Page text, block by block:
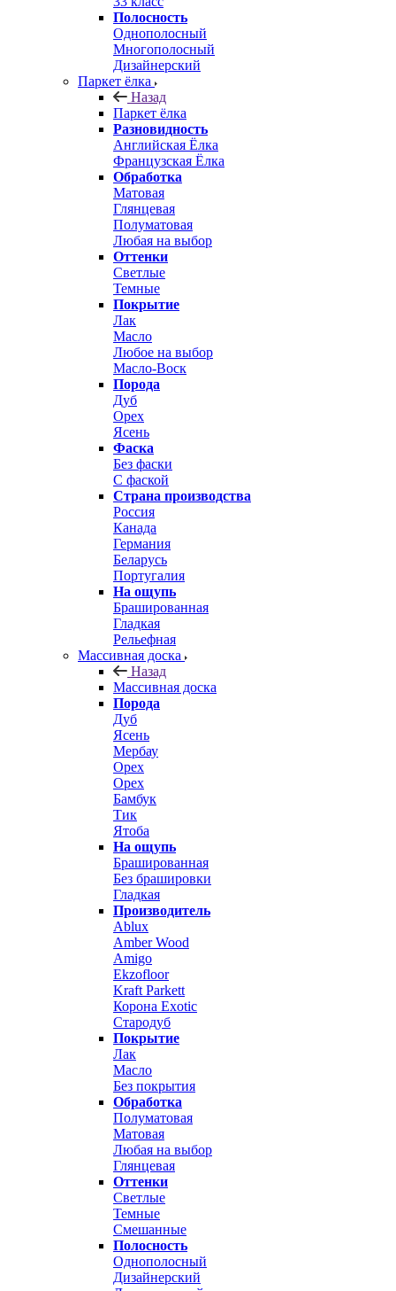
Полосность
Однополосный
Многополосный
Дизайнерский
Паркет ёлка
Назад
Паркет ёлка
Разновидность
Английская Ёлка
Французская Ёлка
Обработка
Матовая
Глянцевая
Полуматовая
Любая на выбор
Оттенки
Светлые
Темные
Покрытие
Лак
Масло
Любое на выбор
Масло-Воск
Порода
Дуб
Орех
Ясень
Фаска
Без фаски
С фаской
Страна производства
Россия
Канада
Германия
Беларусь
Португалия
На ощупь
Брашированная
Гладкая
Рельефная
Массивная доска
Назад
Массивная доска
Порода
Дуб
Ясень
Мербау
Орех
Орех
Бамбук
Тик
Ятоба
На ощупь
Брашированная
Без брашировки
Гладкая
Производитель
Ablux
Amber Wood
Amigo
Ekzofloor
Kraft Parkett
Корона Exotic
Стародуб
Покрытие
Лак
Масло
Без покрытия
Обработка
Полуматовая
Матовая
Любая на выбор
Глянцевая
Оттенки
Светлые
Темные
Смешанные
Полосность
Однополосный
Дизайнерский